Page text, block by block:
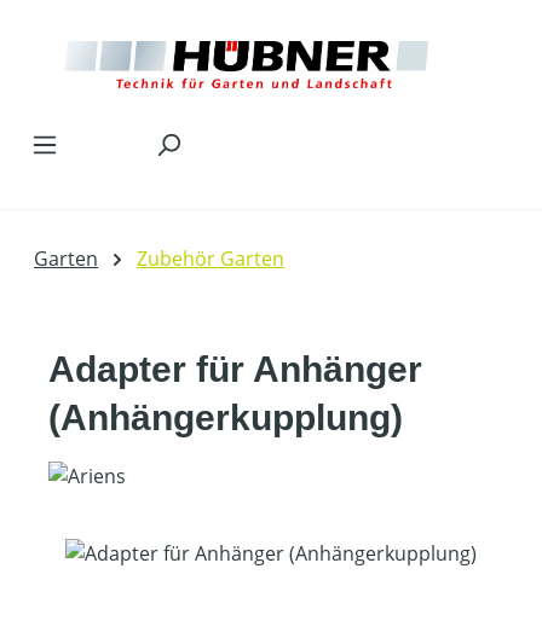
Garten Zubehör Garten
Adapter für Anhänger
(Anhängerkupplung)
Bildergalerie überspringen